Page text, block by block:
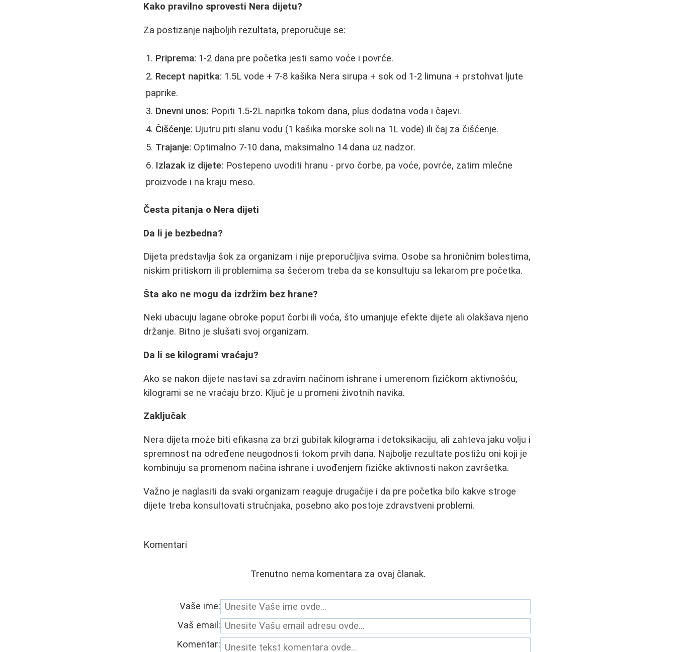
Kako pravilno sprovesti Nera dijetu?
Za postizanje najboljih rezultata, preporučuje se:
Priprema: 1-2 dana pre početka jesti samo voće i povrće.
Recept napitka: 1.5L vode + 7-8 kašika Nera sirupa + sok od 1-2 limuna + prstohvat ljute
paprike.
Dnevni unos: Popiti 1.5-2L napitka tokom dana, plus dodatna voda i čajevi.
Čišćenje: Ujutru piti slanu vodu (1 kašika morske soli na 1L vode) ili čaj za čišćenje.
Trajanje: Optimalno 7-10 dana, maksimalno 14 dana uz nadzor.
Izlazak iz dijete: Postepeno uvoditi hranu - prvo čorbe, pa voće, povrće, zatim mlečne
proizvode i na kraju meso.
Česta pitanja o Nera dijeti
Da li je bezbedna?
Dijeta predstavlja šok za organizam i nije preporučljiva svima. Osobe sa hroničnim bolestima,
niskim pritiskom ili problemima sa šećerom treba da se konsultuju sa lekarom pre početka.
Šta ako ne mogu da izdržim bez hrane?
Neki ubacuju lagane obroke poput čorbi ili voća, što umanjuje efekte dijete ali olakšava njeno
držanje. Bitno je slušati svoj organizam.
Da li se kilogrami vraćaju?
Ako se nakon dijete nastavi sa zdravim načinom ishrane i umerenom fizičkom aktivnošću,
kilogrami se ne vraćaju brzo. Ključ je u promeni životnih navika.
Zaključak
Nera dijeta može biti efikasna za brzi gubitak kilograma i detoksikaciju, ali zahteva jaku volju i
spremnost na određene neugodnosti tokom prvih dana. Najbolje rezultate postižu oni koji je
kombinuju sa promenom načina ishrane i uvođenjem fizičke aktivnosti nakon završetka.
Važno je naglasiti da svaki organizam reaguje drugačije i da pre početka bilo kakve stroge
dijete treba konsultovati stručnjaka, posebno ako postoje zdravstveni problemi.
Komentari
Trenutno nema komentara za ovaj članak.
Vaše ime:
Vaš email:
Komentar: